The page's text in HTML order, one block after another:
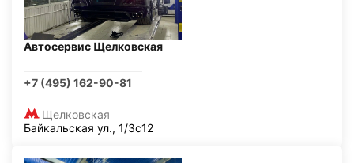
Автосервис Щелковская
+7 (495) 162-90-81
Щелковская
Байкальская ул., 1/3с12